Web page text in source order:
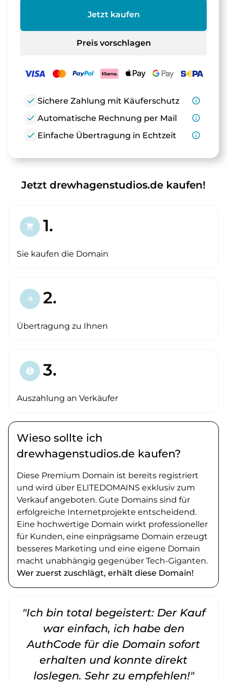
Jetzt kaufen
Preis vorschlagen
check Sichere Zahlung mit Käuferschutz
info_outline
check Automatische Rechnung per Mail
info_outline
check Einfache Übertragung in Echtzeit info_outline
Jetzt drewhagenstudios.de kaufen!
shopping_cart 1.
Sie kaufen die Domain
arrow_forward 2.
Übertragung zu Ihnen
paid 3.
Auszahlung an Verkäufer
Wieso sollte ich
drewhagenstudios.de kaufen?
Diese Premium Domain ist bereits registriert
und wird über ELITEDOMAINS exklusiv zum
Verkauf angeboten. Gute Domains sind für
erfolgreiche Internetprojekte entscheidend.
Eine hochwertige Domain wirkt professioneller
für Kunden, eine einprägsame Domain erzeugt
besseres Marketing und eine eigene Domain
macht unabhängig gegenüber Tech-Giganten.
Wer zuerst zuschlägt, erhält diese Domain!
"Ich bin total begeistert: Der Kauf
war einfach, ich habe den
AuthCode für die Domain sofort
erhalten und konnte direkt
loslegen. Sehr zu empfehlen!"